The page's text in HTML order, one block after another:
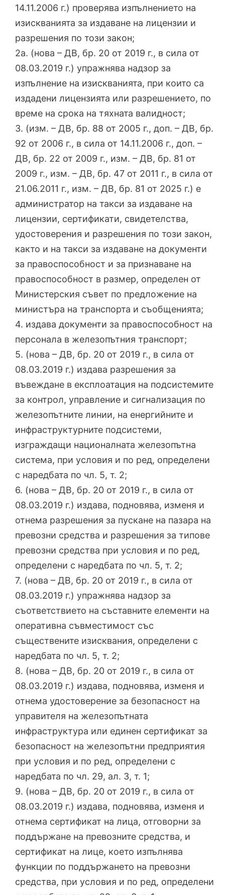
14.11.2006 г.) проверява изпълнението на
изискванията за издаване на лицензии и
разрешения по този закон;
2а. (нова – ДВ, бр. 20 от 2019 г., в сила от
08.03.2019 г.) упражнява надзор за
изпълнение на изискванията, при които са
издадени лицензията или разрешението, по
време на срока на тяхната валидност;
3. (изм. – ДВ, бр. 88 от 2005 г., доп. – ДВ, бр.
92 от 2006 г., в сила от 14.11.2006 г., доп. –
ДВ, бр. 22 от 2009 г., изм. – ДВ, бр. 81 от
2009 г., изм. – ДВ, бр. 47 от 2011 г., в сила от
21.06.2011 г., изм. – ДВ, бр. 81 от 2025 г.) е
администратор на такси за издаване на
лицензии, сертификати, свидетелства,
удостоверения и разрешения по този закон,
както и на такси за издаване на документи
за правоспособност и за признаване на
правоспособност в размер, определен от
Министерския съвет по предложение на
министъра на транспорта и съобщенията;
4. издава документи за правоспособност на
персонала в железопътния транспорт;
5. (нова – ДВ, бр. 20 от 2019 г., в сила от
08.03.2019 г.) издава разрешения за
въвеждане в експлоатация на подсистемите
за контрол, управление и сигнализация по
железопътните линии, на енергийните и
инфраструктурните подсистеми,
изграждащи националната железопътна
система, при условия и по ред, определени
с наредбата по чл. 5, т. 2;
6. (нова – ДВ, бр. 20 от 2019 г., в сила от
08.03.2019 г.) издава, подновява, изменя и
отнема разрешения за пускане на пазара на
превозни средства и разрешения за типове
превозни средства при условия и по ред,
определени с наредбата по чл. 5, т. 2;
7. (нова – ДВ, бр. 20 от 2019 г., в сила от
08.03.2019 г.) упражнява надзор за
съответствието на съставните елементи на
оперативна съвместимост със
съществените изисквания, определени с
наредбата по чл. 5, т. 2;
8. (нова – ДВ, бр. 20 от 2019 г., в сила от
08.03.2019 г.) издава, подновява, изменя и
отнема удостоверение за безопасност на
управителя на железопътната
инфраструктура или единен сертификат за
безопасност на железопътни предприятия
при условия и по ред, определени с
наредбата по чл. 29, ал. 3, т. 1;
9. (нова – ДВ, бр. 20 от 2019 г., в сила от
08.03.2019 г.) издава, подновява, изменя и
отнема сертификат на лица, отговорни за
поддържане на превозните средства, и
сертификат на лице, което изпълнява
функции по поддържането на превозни
средства, при условия и по ред, определени